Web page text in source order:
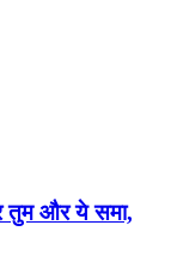
और ये समा,